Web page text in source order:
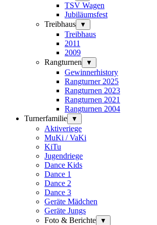
TSV Wagen
Jubiläumsfest
Treibhaus
▼
Treibhaus
2011
2009
Rangturnen
▼
Gewinnerhistory
Rangturner 2025
Rangturnen 2023
Rangturnen 2021
Rangturnen 2004
Turnerfamilie
▼
Aktiveriege
MuKi / VaKi
KiTu
Jugendriege
Dance Kids
Dance 1
Dance 2
Dance 3
Geräte Mädchen
Geräte Jungs
Foto & Berichte
▼